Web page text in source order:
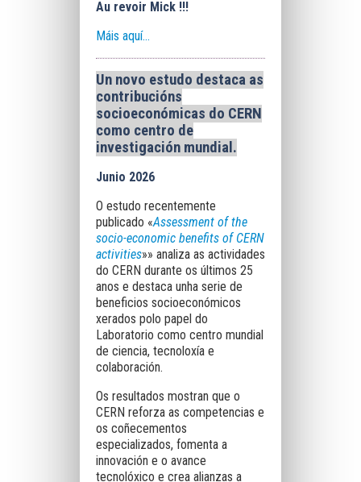
Au revoir Mick !!!
Máis aquí...
Un novo estudo destaca as
contribucións
socioeconómicas do CERN
como centro de
investigación mundial .
Junio 2026
O estudo recentemente
publicado «Assessment of the
socio-economic benefits of CERN
activities»» analiza as actividades
do CERN durante os últimos 25
anos e destaca unha serie de
beneficios socioeconómicos
xerados polo papel do
Laboratorio como centro mundial
de ciencia, tecnoloxía e
colaboración.
Os resultados mostran que o
CERN reforza as competencias e
os coñecementos
especializados, fomenta a
innovación e o avance
tecnolóxico e crea alianzas a